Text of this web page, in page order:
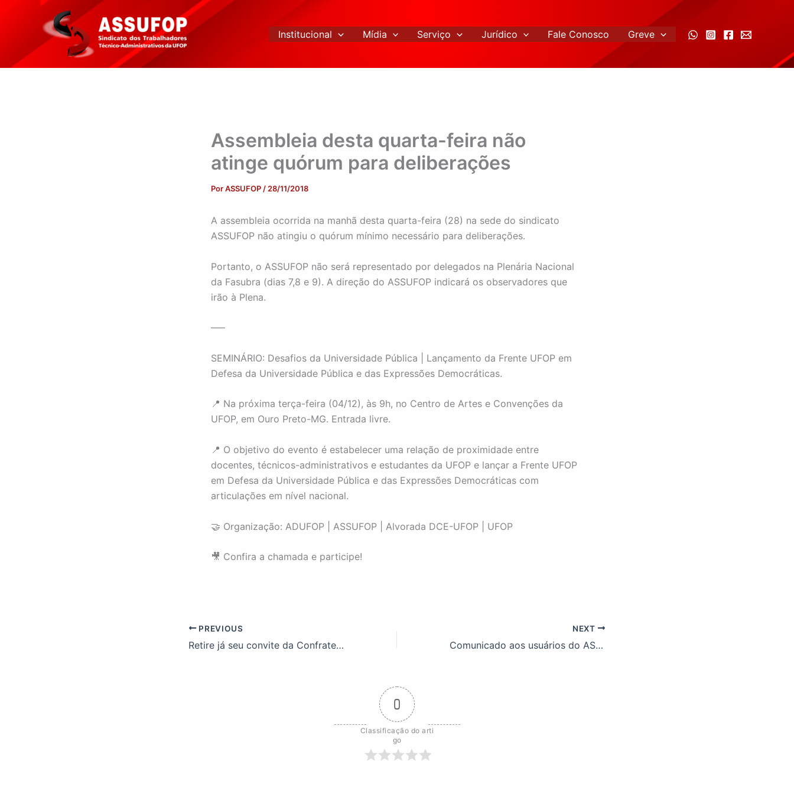
conteúdo
Institucional Mídia Serviço Jurídico Fale Conosco Greve
Assembleia desta quarta-feira não
atinge quórum para deliberações
PorASSUFOP / 28/11/2018
A assembleia ocorrida na manhã desta quarta-feira (28) na sede do sindicato
ASSUFOP não atingiu o quórum mínimo necessário para deliberações.
Portanto, o ASSUFOP não será representado por delegados na Plenária Nacional
da Fasubra (dias 7,8 e 9). A direção do ASSUFOP indicará os observadores que
irão à Plena.
—–
SEMINÁRIO: Desafios da Universidade Pública | Lançamento da Frente UFOP em
Defesa da Universidade Pública e das Expressões Democráticas.
📍 Na próxima terça-feira (04/12), às 9h, no Centro de Artes e Convenções da
UFOP, em Ouro Preto-MG. Entrada livre.
📍 O objetivo do evento é estabelecer uma relação de proximidade entre
docentes, técnicos-administrativos e estudantes da UFOP e lançar a Frente UFOP
em Defesa da Universidade Pública e das Expressões Democráticas com
articulações em nível nacional.
🤝 Organização: ADUFOP | ASSUFOP | Alvorada DCE-UFOP | UFOP
🎥 Confira a chamada e participe!
PREVIOUS
Retire já seu convite da Confraternização de Fim de Ano!
NEXT
Comunicado aos usuários do ASSUFOP Card
0
Classificação do arti
go